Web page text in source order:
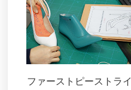
ファーストピーストライ